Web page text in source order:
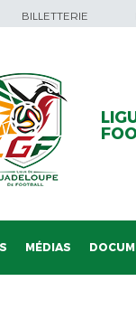
BILLETTERIE
MÉDIAS